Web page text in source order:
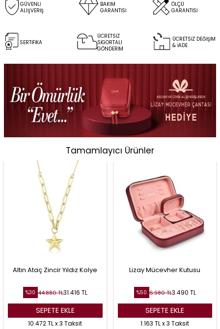
GÜVENLİ
ALIŞVERİŞ
BAKIM
GARANTİSİ
ÖLÇÜ
GARANTİSİ
SERTİFİKA
ÜCRETSİZ
SİGORTALI
GÖNDERİM
ÜCRETSİZ DEĞİŞİM
& İADE
Tamamlayıcı Ürünler
Altın Ataç Zincir Yıldız Kolye
%30 44.880TL31.416 TL
SEPETE EKLE
10.472 TL x 3 Taksit
Lizay Mücevher Kutusu
%50 6.980TL3.490 TL
SEPETE EKLE
1.163 TL x 3 Taksit